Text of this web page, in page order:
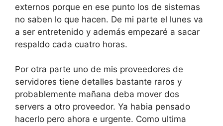
externos porque en ese punto los de sistemas
no saben lo que hacen. De mi parte el lunes va
a ser entretenido y además empezaré a sacar
respaldo cada cuatro horas.
Por otra parte uno de mis proveedores de
servidores tiene detalles bastante raros y
probablemente mañana deba mover dos
servers a otro proveedor. Ya habia pensado
hacerlo pero ahora e urgente. Como ultima